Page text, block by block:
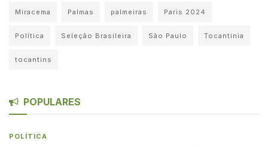
Miracema Palmas palmeiras Paris 2024
Política Seleção Brasileira São Paulo Tocantinia
tocantins
POPULARES
POLÍTICA